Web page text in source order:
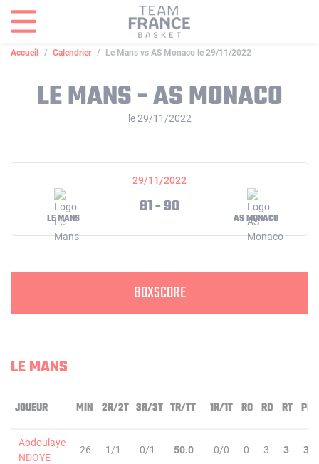
Accueil Calendrier Le Mans vs AS Monaco le 29/11/2022
LE MANS - AS MONACO
le 29/11/2022
29/11/2022
LE MANS
81 - 90
AS MONACO
BOXSCORE
LE MANS
JOUEUR MIN 2R/2T 3R/3T TR/TT 1R/1T RO RD RT PD
Abdoulaye
NDOYE
26 1/1 0/1 50.0 0/0 0 3 3 3
Panneau de gestion des cookies